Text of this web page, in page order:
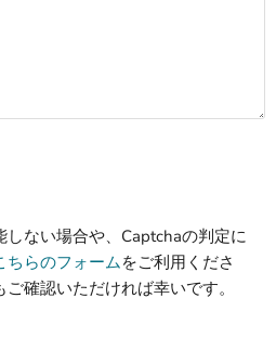
しない場合や、Captchaの判定に
ちらのフォームをご利用くださ
ご確認いただければ幸いです。